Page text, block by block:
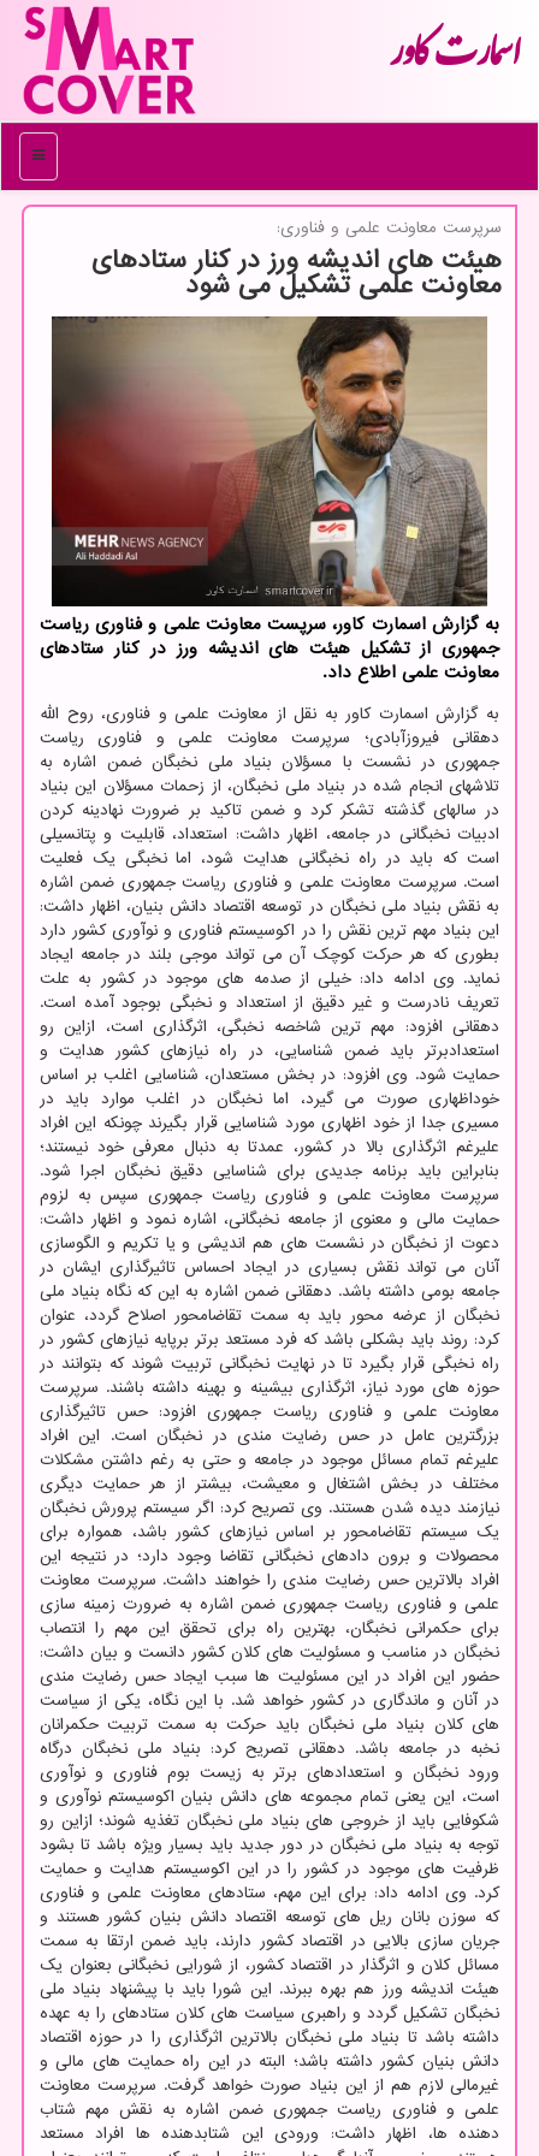
اسمارت كاور
منو
سرپرست معاونت علمی و فناوری:
هیئت های اندیشه ورز در کنار ستادهای
معاونت علمی تشکیل می شود
به گزارش اسمارت کاور، سرپست معاونت علمی و فناوری ریاست
جمهوری از تشکیل هیئت های اندیشه ورز در کنار ستادهای
معاونت علمی اطلاع داد.
به گزارش اسمارت کاور به نقل از معاونت علمی و فناوری، روح الله
دهقانی فیروزآبادی؛ سرپرست معاونت علمی و فناوری ریاست
جمهوری در نشست با مسؤلان بنیاد ملی نخبگان ضمن اشاره به
تلاشهای انجام شده در بنیاد ملی نخبگان، از زحمات مسؤلان این بنیاد
در سالهای گذشته تشکر کرد و ضمن تاکید بر ضرورت نهادینه کردن
ادبیات نخبگانی در جامعه، اظهار داشت: استعداد، قابلیت و پتانسیلی
است که باید در راه نخبگانی هدایت شود، اما نخبگی یک فعلیت
است. سرپرست معاونت علمی و فناوری ریاست جمهوری ضمن اشاره
به نقش بنیاد ملی نخبگان در توسعه اقتصاد دانش بنیان، اظهار داشت:
این بنیاد مهم ترین نقش را در اکوسیستم فناوری و نوآوری کشور دارد
بطوری که هر حرکت کوچک آن می تواند موجی بلند در جامعه ایجاد
نماید. وی ادامه داد: خیلی از صدمه های موجود در کشور به علت
تعریف نادرست و غیر دقیق از استعداد و نخبگی بوجود آمده است.
دهقانی افزود: مهم ترین شاخصه نخبگی، اثرگذاری است، ازاین رو
استعدادبرتر باید ضمن شناسایی، در راه نیازهای کشور هدایت و
حمایت شود. وی افزود: در بخش مستعدان، شناسایی اغلب بر اساس
خوداظهاری صورت می گیرد، اما نخبگان در اغلب موارد باید در
مسیری جدا از خود اظهاری مورد شناسایی قرار بگیرند چونکه این افراد
علیرغم اثرگذاری بالا در کشور، عمدتا به دنبال معرفی خود نیستند؛
بنابراین باید برنامه جدیدی برای شناسایی دقیق نخبگان اجرا شود.
سرپرست معاونت علمی و فناوری ریاست جمهوری سپس به لزوم
حمایت مالی و معنوی از جامعه نخبگانی، اشاره نمود و اظهار داشت:
دعوت از نخبگان در نشست های هم اندیشی و یا تکریم و الگوسازی
آنان می تواند نقش بسیاری در ایجاد احساس تاثیرگذاری ایشان در
جامعه بومی داشته باشد. دهقانی ضمن اشاره به این که نگاه بنیاد ملی
نخبگان از عرضه محور باید به سمت تقاضامحور اصلاح گردد، عنوان
کرد: روند باید بشکلی باشد که فرد مستعد برتر برپایه نیازهای کشور در
راه نخبگی قرار بگیرد تا در نهایت نخبگانی تربیت شوند که بتوانند در
حوزه های مورد نیاز، اثرگذاری بیشینه و بهینه داشته باشند. سرپرست
معاونت علمی و فناوری ریاست جمهوری افزود: حس تاثیرگذاری
بزرگترین عامل در حس رضایت مندی در نخبگان است. این افراد
علیرغم تمام مسائل موجود در جامعه و حتی به رغم داشتن مشکلات
مختلف در بخش اشتغال و معیشت، بیشتر از هر حمایت دیگری
نیازمند دیده شدن هستند. وی تصریح کرد: اگر سیستم پرورش نخبگان
یک سیستم تقاضامحور بر اساس نیازهای کشور باشد، همواره برای
محصولات و برون دادهای نخبگانی تقاضا وجود دارد؛ در نتیجه این
افراد بالاترین حس رضایت مندی را خواهند داشت. سرپرست معاونت
علمی و فناوری ریاست جمهوری ضمن اشاره به ضرورت زمینه سازی
برای حکمرانی نخبگان، بهترین راه برای تحقق این مهم را انتصاب
نخبگان در مناسب و مسئولیت های کلان کشور دانست و بیان داشت:
حضور این افراد در این مسئولیت ها سبب ایجاد حس رضایت مندی
در آنان و ماندگاری در کشور خواهد شد. با این نگاه، یکی از سیاست
های کلان بنیاد ملی نخبگان باید حرکت به سمت تربیت حکمرانان
نخبه در جامعه باشد. دهقانی تصریح کرد: بنیاد ملی نخبگان درگاه
ورود نخبگان و استعدادهای برتر به زیست بوم فناوری و نوآوری
است، این یعنی تمام مجموعه های دانش بنیان اکوسیستم نوآوری و
شکوفایی باید از خروجی های بنیاد ملی نخبگان تغذیه شوند؛ ازاین رو
توجه به بنیاد ملی نخبگان در دور جدید باید بسیار ویژه باشد تا بشود
ظرفیت های موجود در کشور را در این اکوسیستم هدایت و حمایت
کرد. وی ادامه داد: برای این مهم، ستادهای معاونت علمی و فناوری
که سوزن بانان ریل های توسعه اقتصاد دانش بنیان کشور هستند و
جریان سازی بالایی در اقتصاد کشور دارند، باید ضمن ارتقا به سمت
مسائل کلان و اثرگذار در اقتصاد کشور، از شورایی نخبگانی بعنوان یک
هیئت اندیشه ورز هم بهره ببرند. این شورا باید با پیشنهاد بنیاد ملی
نخبگان تشکیل گردد و راهبری سیاست های کلان ستادهای را به عهده
داشته باشد تا بنیاد ملی نخبگان بالاترین اثرگذاری را در حوزه اقتصاد
دانش بنیان کشور داشته باشد؛ البته در این راه حمایت های مالی و
غیرمالی لازم هم از این بنیاد صورت خواهد گرفت. سرپرست معاونت
علمی و فناوری ریاست جمهوری ضمن اشاره به نقش مهم شتاب
دهنده ها، اظهار داشت: ورودی این شتابدهنده ها افراد مستعد